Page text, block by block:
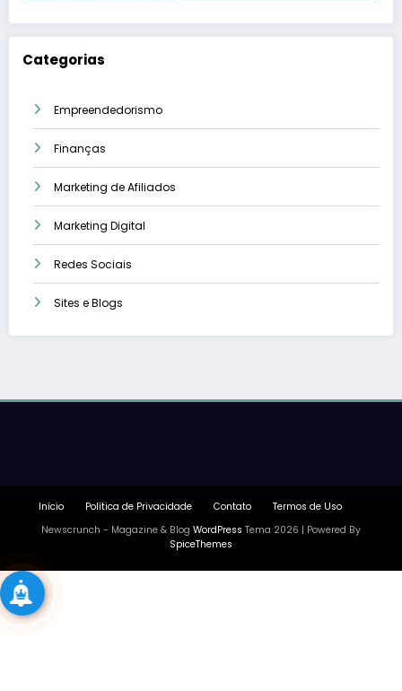
Categorias
Empreendedorismo
Finanças
Marketing de Afiliados
Marketing Digital
Redes Sociais
Sites e Blogs
Início Política de Privacidade Contato
Termos de Uso
Newscrunch - Magazine & Blog WordPress Tema 2026 | Powered By
SpiceThemes